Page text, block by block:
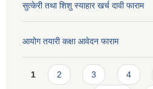
सुत्केरी तथा शिशु स्याहार खर्च दावी फाराम
आयोग तयारी कक्षा आवेदन फाराम
Pages
1 2 3 4